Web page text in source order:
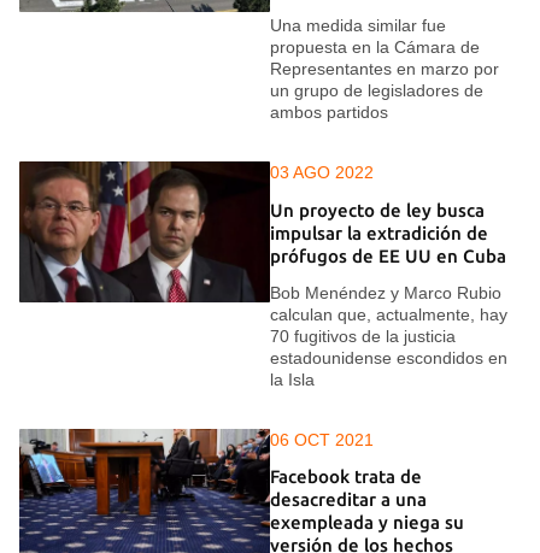
Una medida similar fue
propuesta en la Cámara de
Representantes en marzo por
un grupo de legisladores de
ambos partidos
03 AGO 2022
Un proyecto de ley busca
impulsar la extradición de
prófugos de EE UU en Cuba
Bob Menéndez y Marco Rubio
calculan que, actualmente, hay
70 fugitivos de la justicia
estadounidense escondidos en
la Isla
06 OCT 2021
Facebook trata de
desacreditar a una
exempleada y niega su
versión de los hechos